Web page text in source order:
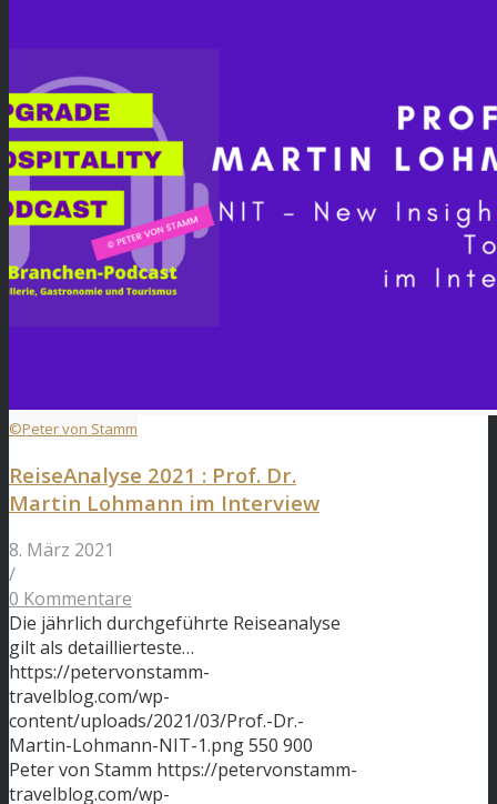
©Peter von Stamm
ReiseAnalyse 2021 : Prof. Dr.
Martin Lohmann im Interview
8. März 2021
/
0 Kommentare
Die jährlich durchgeführte Reiseanalyse
gilt als detaillierteste…
https://petervonstamm-
travelblog.com/wp-
content/uploads/2021/03/Prof.-Dr.-
Martin-Lohmann-NIT-1.png550 900
Peter von Stamm https://petervonstamm-
travelblog.com/wp-